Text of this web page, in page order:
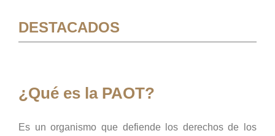
DESTACADOS
¿Qué es la PAOT?
Es un organismo que defiende los derechos de los